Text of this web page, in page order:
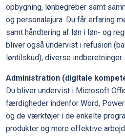
opbygning, lønbegreber samt
og personalejura. Du får erfaring
samt håndtering af løn i løn- og
bliver også undervist i refusion
løntilskud), diverse indberetninger
Administration (digitale
Du bliver undervist i Microsoft
færdigheder indenfor Word,
og de værktøjer i de enkelte
produkter og mere effektive